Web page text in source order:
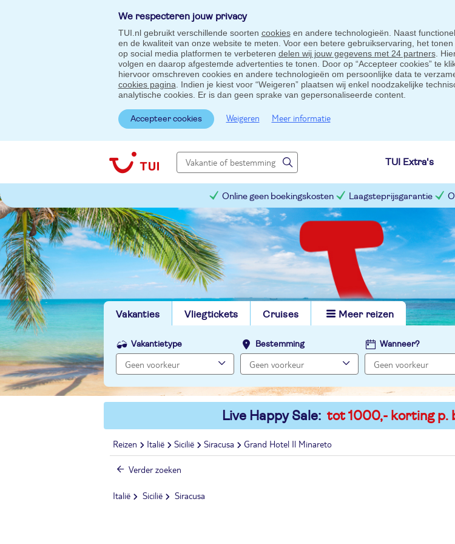
We respecteren jouw privacy
TUI.nl gebruikt verschillende soorten cookiesen andere technologieën. Naast
en de kwaliteit van onze website te meten. Voor een betere gebruikservaring, het
op social media platformen te verbeteren delen wij jouw gegevens met 24 partners.
volgen en daarop afgestemde advertenties te tonen. Door op “Accepteer cookies” te
hiervoor omschreven cookies en andere technologieën om persoonlijke data te
cookies pagina . Indien je kiest voor “Weigeren” plaatsen wij enkel noodzakelijke
analytische cookies. Er is dan geen sprake van gepersonaliseerde content.
Accepteer cookies Weigeren Meer informatie
TUI Extra's
Online geen boekingskosten Laagsteprijsgarantie
Vakanties Vliegtickets Cruises Meer reizen
Vakantietype Bestemming Wanneer?
Live Happy Sale: tot 1000,- korting p.
Reizen Italië Sicilië Siracusa Grand Hotel Il Minareto
Verder zoeken
Italië Sicilië Siracusa